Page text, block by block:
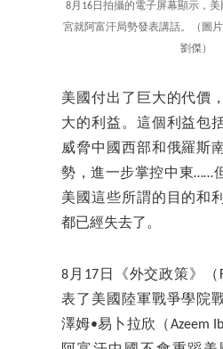
8月16日拍攝的電子屏幕顯示，
宮就阿富汗局勢發表講話。（圖
劉傑）
美國付出了巨大的代價
大的利益。這個利益包
威脅中國西部和俄羅斯
勢，進一步掌控中東……
美國這些所謂的目的和
都已經失去了。
8月17日《外交政策》（
表了美國陸軍戰爭學院
澤姆•易卜拉欣（Azeem